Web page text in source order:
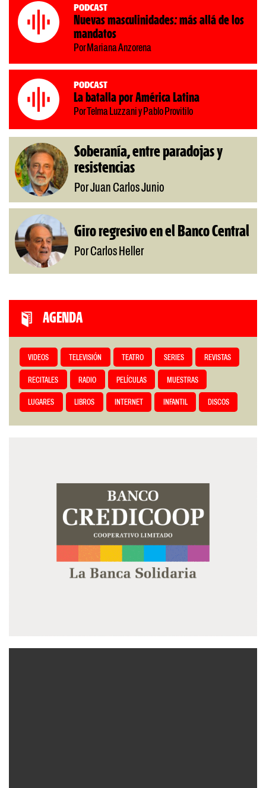
Podcast
Nuevas masculinidades: más allá de los
mandatos
Por Mariana Anzorena
Podcast
La batalla por América Latina
Por Telma Luzzani y Pablo Provitilo
Soberanía, entre paradojas y
resistencias
Por Juan Carlos Junio
Giro regresivo en el Banco Central
Por Carlos Heller
AGENDA
VIDEOS TELEVISIÓN TEATRO SERIES REVISTAS
RECITALES RADIO PELÍCULAS MUESTRAS
LUGARES LIBROS INTERNET INFANTIL DISCOS